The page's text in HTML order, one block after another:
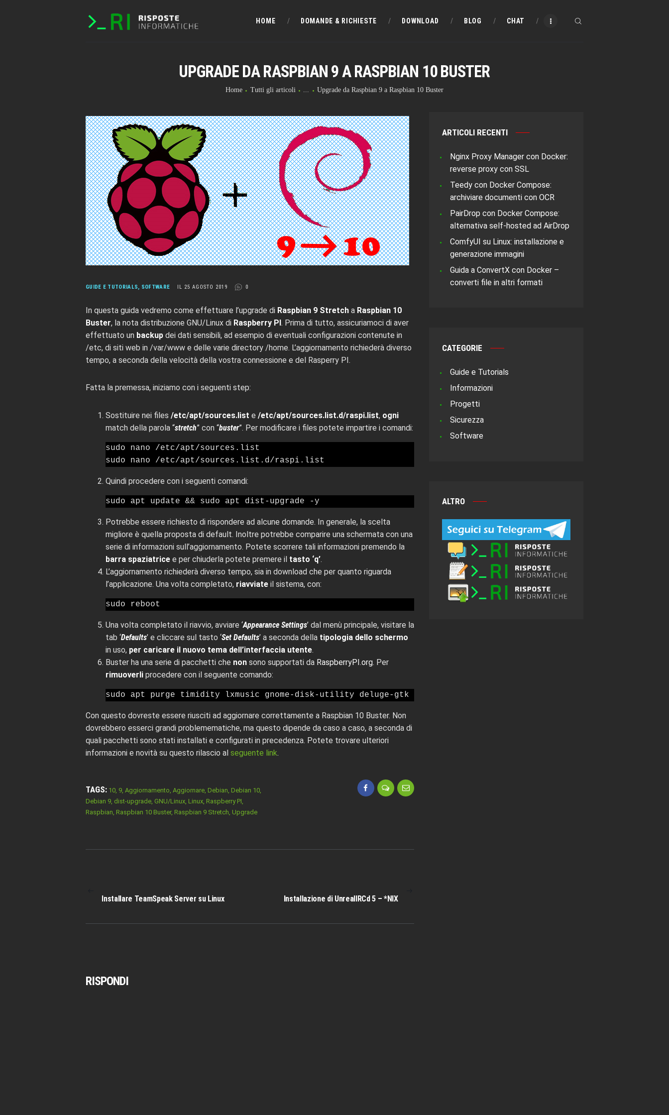
HOME DOMANDE & RICHIESTE DOWNLOAD BLOG CHAT
UPGRADE DA RASPBIAN 9 A RASPBIAN 10 BUSTER
Home Tutti gli articoli ... Upgrade da Raspbian 9 a Raspbian 10 Buster
HOME
DOWNLOAD
CHAT
FORUM
INFO
GUIDE E TUTORIALS, SOFTWARE IL 25 AGOSTO 2019 0
In questa guida vedremo come effettuare l’upgrade di Raspbian 9 Stretch a Raspbian 10
Buster, la nota distribuzione GNU/Linux di Raspberry PI. Prima di tutto, assicuriamoci di aver
effettuato un backup dei dati sensibili, ad esempio di eventuali configurazioni contenute in
/etc, di siti web in /var/www e delle varie directory /home. L’aggiornamento richiederà diverso
tempo, a seconda della velocità della vostra connessione e del Rasperry PI.
Fatta la premessa, iniziamo con i seguenti step:
Sostituire nei files /etc/apt/sources.list e /etc/apt/sources.list.d/raspi.list, ogni
match della parola “stretch” con “buster”. Per modificare i files potete impartire i comandi:
sudo nano /etc/apt/sources.list
Quindi procedere con i seguenti comandi:
sudo apt update && sudo apt dist-upgrade -y
Potrebbe essere richiesto di rispondere ad alcune domande. In generale, la scelta
migliore è quella proposta di default. Inoltre potrebbe comparire una schermata con una
serie di informazioni sull’aggiornamento. Potete scorrere tali informazioni premendo la
barra spaziatrice e per chiuderla potete premere il tasto ‘q’.
L’aggiornamento richiederà diverso tempo, sia in download che per quanto riguarda
l’applicazione. Una volta completato, riavviate il sistema, con:
sudo reboot
Una volta completato il riavvio, avviare ‘Appearance Settings’ dal menù principale, visitare la
tab ‘Defaults’ e cliccare sul tasto ‘Set Defaults’ a seconda della tipologia dello schermo
in uso, per caricare il nuovo tema dell’interfaccia utente.
Buster ha una serie di pacchetti che non sono supportati da RaspberryPI.org. Per
rimuoverli procedere con il seguente comando:
sudo apt purge timidity lxmusic gnome-disk-utility deluge-gtk evince wicd wicd-gtk clipit usermode gucharmap
Con questo dovreste essere riusciti ad aggiornare correttamente a Raspbian 10 Buster. Non
dovrebbero esserci grandi problemematiche, ma questo dipende da caso a caso, a seconda di
quali pacchetti sono stati installati e configurati in precedenza. Potete trovare ulteriori
informazioni e novità su questo rilascio al seguente link.
TAGS: 10, 9, Aggiornamento, Aggiornare, Debian, Debian 10,
Debian 9, dist-upgrade, GNU/Linux, Linux, Raspberry PI,
Raspbian, Raspbian 10 Buster, Raspbian 9 Stretch, Upgrade
PRECEDENTE:
Installare TeamSpeak Server su Linux
SUCCESSIVO:
Installazione di UnrealIRCd 5 – *NIX
RISPONDI
ARTICOLI RECENTI
Nginx Proxy Manager con Docker:
reverse proxy con SSL
Teedy con Docker Compose:
archiviare documenti con OCR
PairDrop con Docker Compose:
alternativa self-hosted ad AirDrop
ComfyUI su Linux: installazione e
generazione immagini
Guida a ConvertX con Docker –
converti file in altri formati
CATEGORIE
Guide e Tutorials
Informazioni
Progetti
Sicurezza
Software
ALTRO